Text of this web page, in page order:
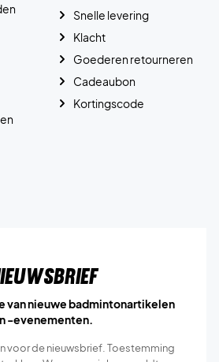
Snelle levering
Klacht
Goederen retourneren
Cadeaubon
Kortingscode
van nieuwe badmintonartikelen
-evenementen.
voor de nieuwsbrief. Toestemming